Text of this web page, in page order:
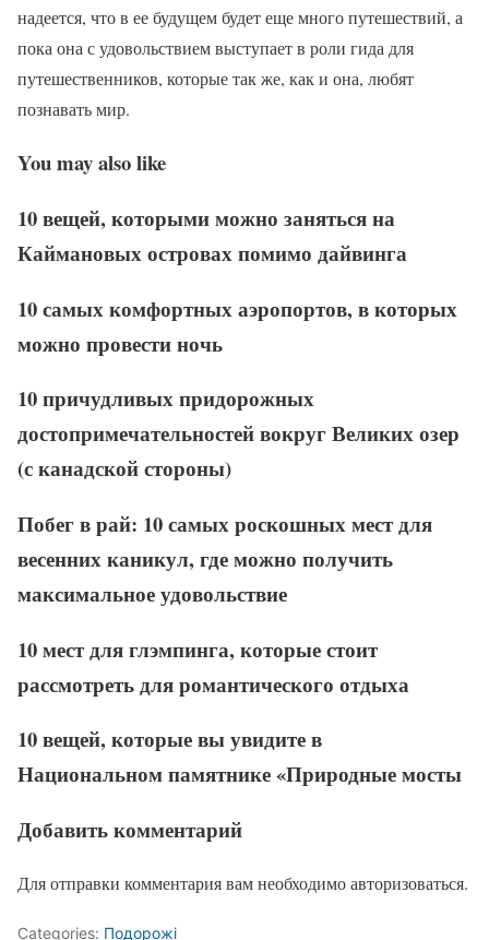
надеется, что в ее будущем будет еще много путешествий, а
пока она с удовольствием выступает в роли гида для
путешественников, которые так же, как и она, любят
познавать мир.
You may also like
10 вещей, которыми можно заняться на
Каймановых островах помимо дайвинга
10 самых комфортных аэропортов, в которых
можно провести ночь
10 причудливых придорожных
достопримечательностей вокруг Великих озер
(с канадской стороны)
Побег в рай: 10 самых роскошных мест для
весенних каникул, где можно получить
максимальное удовольствие
10 мест для глэмпинга, которые стоит
рассмотреть для романтического отдыха
10 вещей, которые вы увидите в
Национальном памятнике «Природные мосты
Добавить комментарий
Для отправки комментария вам необходимо авторизоваться.
Categories: Подорожі